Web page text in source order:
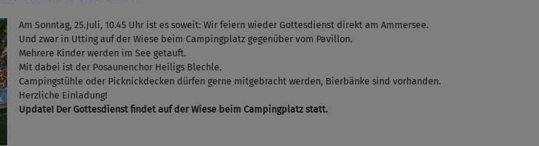
Am Sonntag, 25.Juli, 10.45 Uhr ist es soweit: Wir feiern wieder Gottesdienst direkt am Ammersee.
Und zwar in Utting auf der Wiese beim Campingplatz gegenüber vom Pavillon.
Mehrere Kinder werden im See getauft.
Mit dabei ist der Posaunenchor Heiligs Blechle.
Campingstühle oder Picknickdecken dürfen gerne mitgebracht werden, Bierbänke sind vorhanden.
Herzliche Einladung!
Update! Der Gottesdienst findet auf der Wiese beim Campingplatz statt.